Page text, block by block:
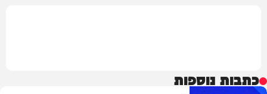
כתבות נוספות